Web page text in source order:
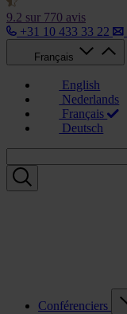
9.2 sur 770 avis
+31 10 433 33 22
Français
English
Nederlands
Français
Deutsch
Conférenciers